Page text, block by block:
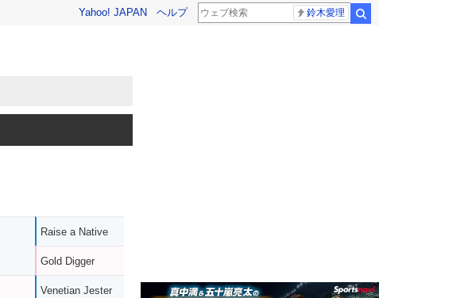
Yahoo! JAPAN ヘルプ 鈴木愛理
Raise a Native
Gold Digger
Venetian Jester